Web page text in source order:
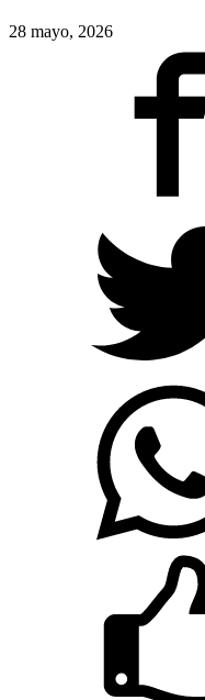
28 mayo, 2026